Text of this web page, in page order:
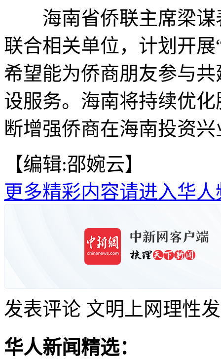
海南省侨联主席梁谋
联合相关单位，计划开
希望能为侨商朋友参与
设服务。海南将持续优
断增强侨商在海南投资
【编辑:邵婉云】
更多精彩内容请进入华人
发表评论 文明上网理性
华人新闻精选：